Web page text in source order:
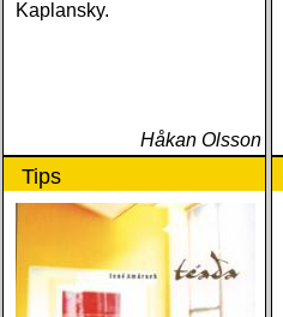
Kaplansky.
Håkan Olsson
Tips